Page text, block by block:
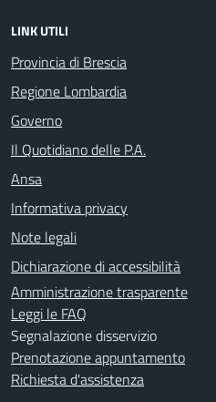
LINK UTILI
Provincia di Brescia
Regione Lombardia
Governo
Il Quotidiano delle P.A.
Ansa
Informativa privacy
Note legali
Dichiarazione di accessibilità
Amministrazione trasparente
Leggi le FAQ
Segnalazione disservizio
Prenotazione appuntamento
Richiesta d'assistenza